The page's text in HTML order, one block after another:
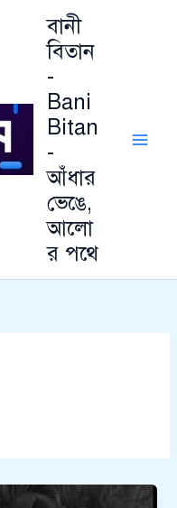
বানী
বিতান
-
Bani
Bitan
-
আঁধার
ভেঙে,
আলো
র পথে